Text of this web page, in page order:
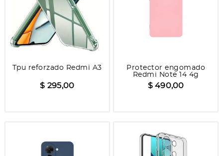
Tpu reforzado Redmi A3
$ 295,00
Protector engomado
Redmi Note 14 4g
$ 490,00